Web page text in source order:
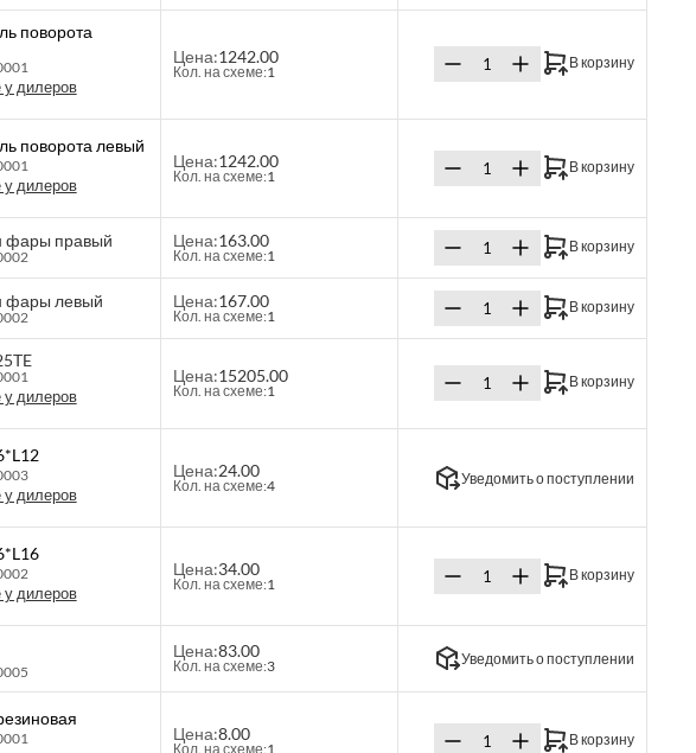
поворота
у дилеров
Цена:1242.00
Кол. на схеме:1
В корзину
поворота левый
у дилеров
Цена:1242.00
Кол. на схеме:1
В корзину
фары правый Цена:163.00
Кол. на схеме:1
В корзину
фары левый Цена:167.00
Кол. на схеме:1
В корзину
у дилеров
Цена:15205.00
Кол. на схеме:1
В корзину
у дилеров
Цена:24.00
Кол. на схеме:4 Уведомить о поступлении
у дилеров
Цена:34.00
Кол. на схеме:1
В корзину
Цена:83.00
Кол. на схеме:3 Уведомить о поступлении
Цена:8.00
Кол. на схеме:1
В корзину